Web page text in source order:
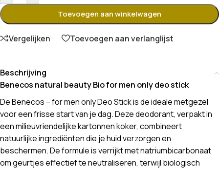
Toevoegen aan winkelwagen
Vergelijken Toevoegen aan verlanglijst
Beschrijving
Benecos natural beauty Bio for men only deo stick
De Benecos – for men only Deo Stick is de ideale metgezel
voor een frisse start van je dag. Deze deodorant, verpakt in
een milieuvriendelijke kartonnen koker, combineert
natuurlijke ingrediënten die je huid verzorgen en
beschermen. De formule is verrijkt met natriumbicarbonaat
om geurtjes effectief te neutraliseren, terwijl biologisch